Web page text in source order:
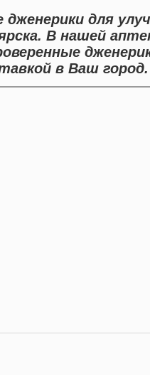
дженерики для
В нашей
в Ваш город.